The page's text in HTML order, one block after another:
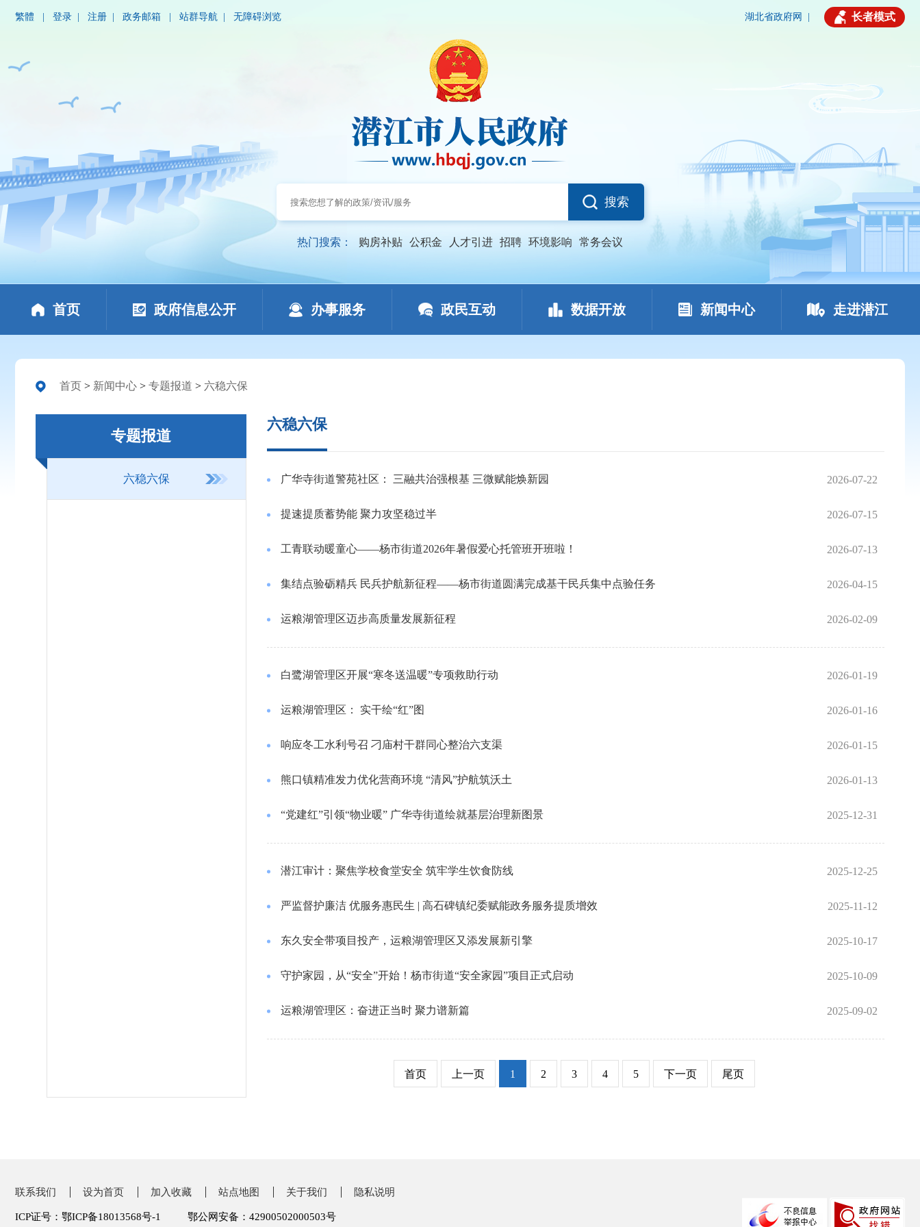
繁體 登录 注册 政务邮箱 站群导航 无障碍浏览 湖北省政府网 长者模式
搜索
热门搜索： 购房补贴 公积金 人才引进 招聘 环境影响 常务会议
首页 政府信息公开 办事服务 政民互动 数据开放 新闻中心 走进潜江
首页 > 新闻中心 > 专题报道 > 六稳六保
专题报道
六稳六保
六稳六保
广华寺街道警苑社区： 三融共治强根基 三微赋能焕新园 2026-07-22
提速提质蓄势能 聚力攻坚稳过半 2026-07-15
工青联动暖童心——杨市街道2026年暑假爱心托管班开班啦！ 2026-07-13
集结点验砺精兵 民兵护航新征程——杨市街道圆满完成基干民兵集中点验任务 2026-04-15
运粮湖管理区迈步高质量发展新征程 2026-02-09
白鹭湖管理区开展“寒冬送温暖”专项救助行动 2026-01-19
运粮湖管理区： 实干绘“红”图 2026-01-16
响应冬工水利号召 刁庙村干群同心整治六支渠 2026-01-15
熊口镇精准发力优化营商环境 “清风”护航筑沃土 2026-01-13
“党建红”引领“物业暖” 广华寺街道绘就基层治理新图景 2025-12-31
潜江审计：聚焦学校食堂安全 筑牢学生饮食防线 2025-12-25
严监督护廉洁 优服务惠民生 | 高石碑镇纪委赋能政务服务提质增效 2025-11-12
东久安全带项目投产，运粮湖管理区又添发展新引擎 2025-10-17
守护家园，从“安全”开始！杨市街道“安全家园”项目正式启动 2025-10-09
运粮湖管理区：奋进正当时 聚力谱新篇 2025-09-02
首页 上一页 1 2 3 4 5 下一页 尾页
联系我们 设为首页 加入收藏 站点地图 关于我们 隐私说明
ICP证号：鄂ICP备18013568号-1 鄂公网安备：42900502000503号